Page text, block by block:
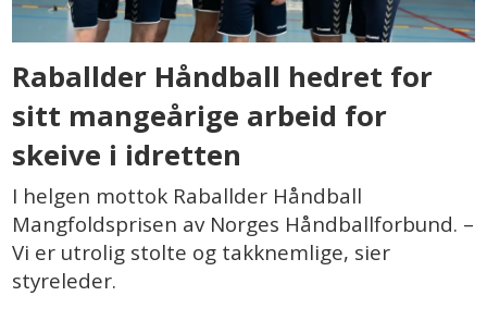
Raballder Håndball hedret for
sitt mangeårige arbeid for
skeive i idretten
I helgen mottok Raballder Håndball
Mangfoldsprisen av Norges Håndballforbund. –
Vi er utrolig stolte og takknemlige, sier
styreleder.